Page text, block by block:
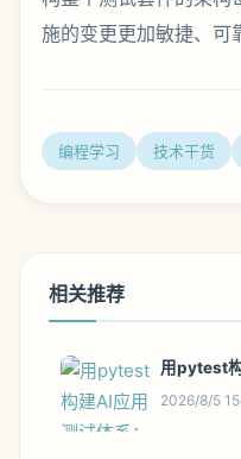
编程学习 技术干货
相关推荐
用pytest
2026/8/5